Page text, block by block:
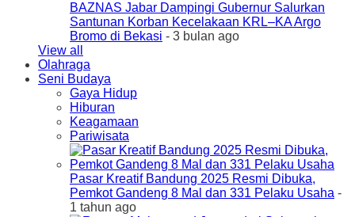
BAZNAS Jabar Dampingi Gubernur Salurkan
Santunan Korban Kecelakaan KRL–KA Argo
Bromo di Bekasi - 3 bulan ago
View all
Olahraga
Seni Budaya
Gaya Hidup
Hiburan
Keagamaan
Pariwisata
Pasar Kreatif Bandung 2025 Resmi Dibuka,
Pemkot Gandeng 8 Mal dan 331 Pelaku Usaha -
1 tahun ago